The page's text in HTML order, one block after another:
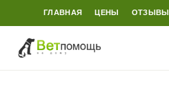
ГЛАВНАЯ ЦЕНЫ ОТЗЫВЫ